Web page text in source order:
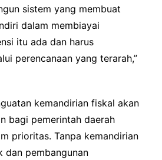
sistem yang membuat
dalam membiayai
itu ada dan harus
perencanaan yang terarah,”
kemandirian fiskal akan
bagi pemerintah daerah
prioritas. Tanpa kemandirian
dan pembangunan